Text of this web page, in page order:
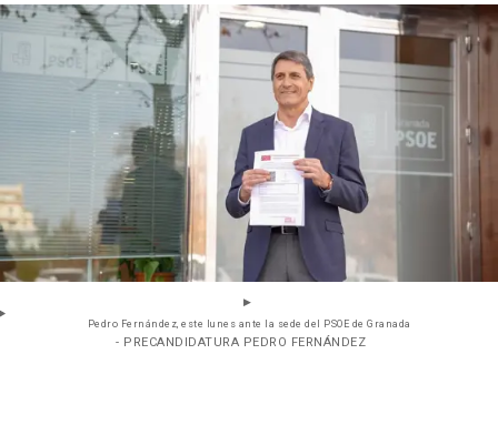
Pedro Fernández, este lunes ante la sede del PSOE de Granada
- PRECANDIDATURA PEDRO FERNÁNDEZ